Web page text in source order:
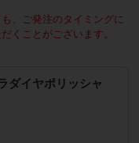
、ご発注のタイミングに
くことがございます。
イヤポリッシャ